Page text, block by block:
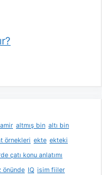
altmış bin altı bin
örnekleri ekte ekteki
çatı konu anlatımı
önünde IQ isim fiiler